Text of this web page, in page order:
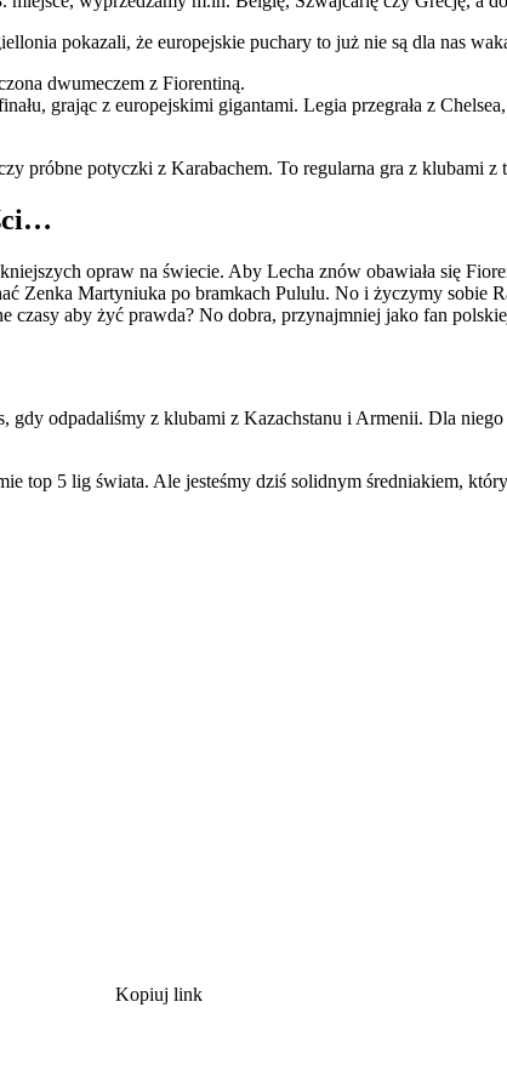
pokazali, że europejskie puchary to już nie są dla nas
dwumeczem z Fiorentiną.
grając z europejskimi gigantami. Legia przegrała z
próbne potyczki z Karabachem. To regularna gra z klubami
opraw na świecie. Aby Lecha znów obawiała się
Zenka Martyniuka po bramkach Pululu. No i życzymy sobie
czasy aby żyć prawda? No dobra, przynajmniej jako fan
gdy odpadaliśmy z klubami z Kazachstanu i Armenii. Dla
top 5 lig świata. Ale jesteśmy dziś solidnym średniakiem,
Kopiuj link